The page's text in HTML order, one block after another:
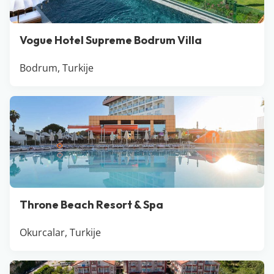
Vogue Hotel Supreme Bodrum Villa
Bodrum, Turkije
Throne Beach Resort & Spa
Okurcalar, Turkije